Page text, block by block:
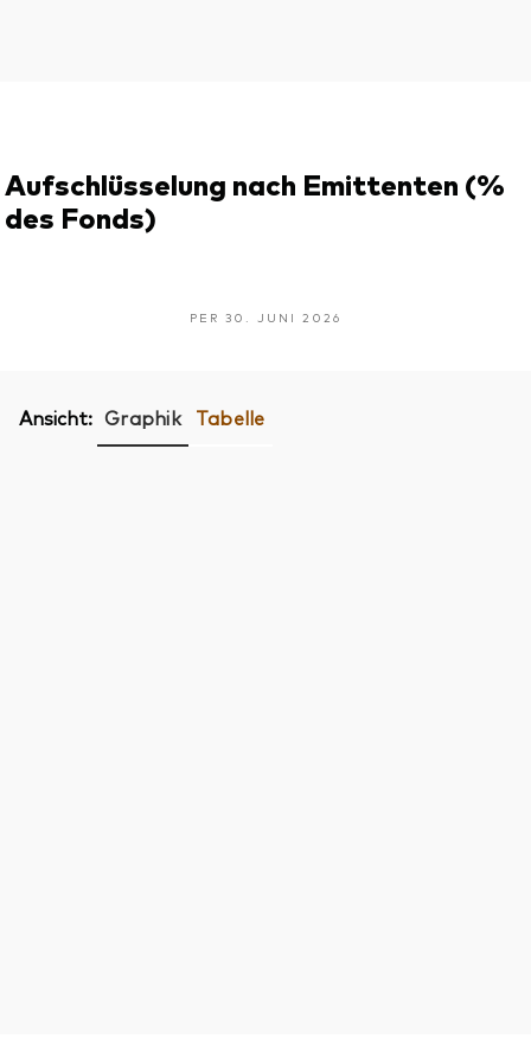
Aufschlüsselung nach Emittenten (%
des Fonds)
PER 30. JUNI 2026
Ansicht: Graphik Tabelle